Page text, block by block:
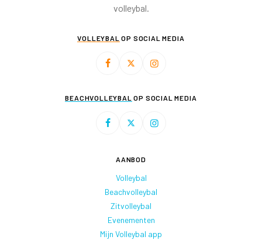
volleybal.
VOLLEYBAL OP SOCIAL MEDIA
BEACHVOLLEYBAL OP SOCIAL MEDIA
AANBOD
Volleybal
Beachvolleybal
Zitvolleybal
Evenementen
Mijn Volleybal app